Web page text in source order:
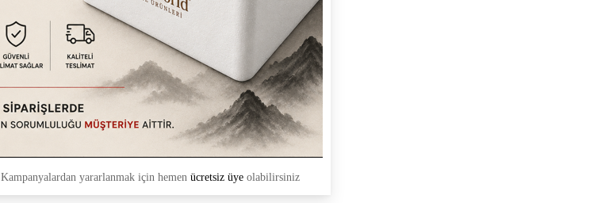
Kampanyalardan yararlanmak için hemen ücretsiz üye olabilirsiniz